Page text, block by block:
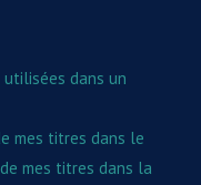
dans un
mes titres dans le
mes titres dans la